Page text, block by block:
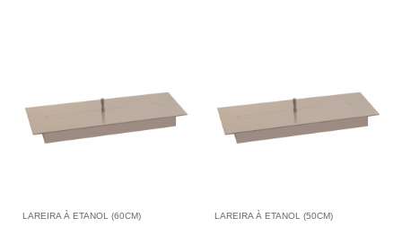
LAREIRA À ETANOL (60CM) LAREIRA À ETANOL (50CM)